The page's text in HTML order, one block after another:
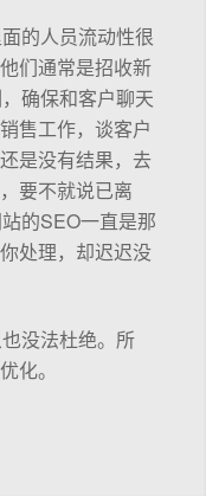
的人员流动性很
们通常是招收新
确保和客户聊天
售工作，谈客户
是没有结果，去
要不就说已离
的SEO一直是那
处理，却迟迟没
没法杜绝。所
化。